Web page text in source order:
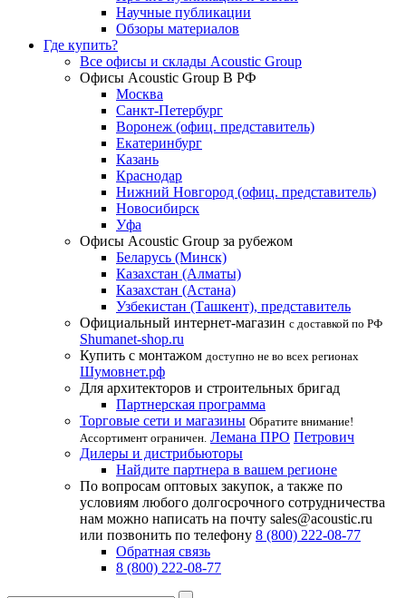
Научные публикации
Обзоры материалов
Где купить?
Все офисы и склады Acoustic Group
Офисы Acoustic Group В РФ
Москва
Санкт-Петербург
Воронеж (офиц. представитель)
Екатеринбург
Казань
Краснодар
Нижний Новгород (офиц. представитель)
Новосибирск
Уфа
Офисы Acoustic Group за рубежом
Беларусь (Минск)
Казахстан (Алматы)
Казахстан (Астана)
Узбекистан (Ташкент), представитель
Официальный интернет-магазин с доставкой по РФ
Shumanet-shop.ru
Купить с монтажом доступно не во всех регионах
Шумовнет.рф
Для архитекторов и строительных бригад
Партнерская программа
Торговые сети и магазины Обратите внимание!
Ассортимент ограничен. Лемана ПРО Петрович
Дилеры и дистрибьюторы
Найдите партнера в вашем регионе
По вопросам оптовых закупок, а также по
условиям любого долгосрочного сотрудничества
нам можно написать на почту sales@acoustic.ru
или позвонить по телефону 8 (800) 222-08-77
Обратная связь
8 (800) 222-08-77